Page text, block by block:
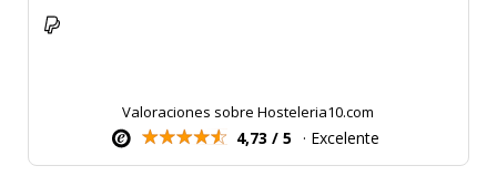
Valoraciones sobre Hosteleria10.com
4,73 / 5 · Excelente